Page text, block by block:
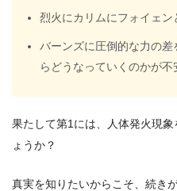
烈火にカリムにフォイェ
バーンズに圧倒的な力の
らどうなっていくのかが不
果たして第1には、人体発火現
ょうか？
真実を知りたいからこそ、続き